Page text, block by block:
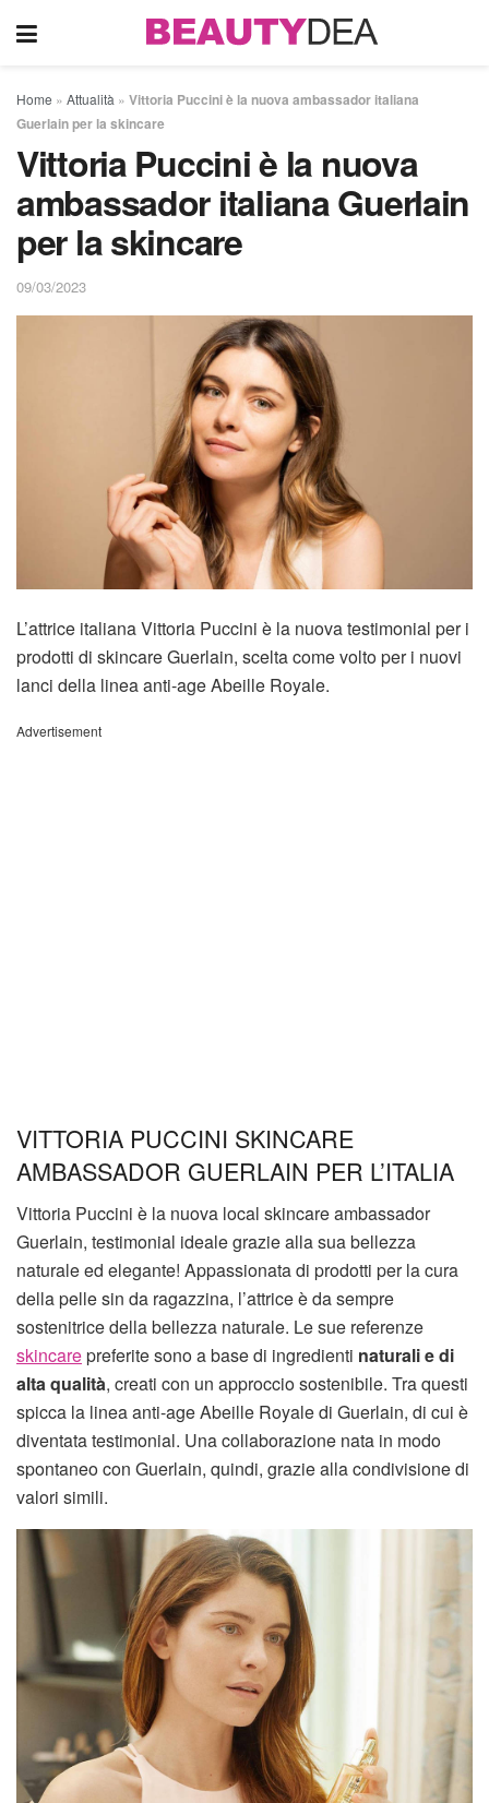
Home » Attualità » Vittoria Puccini è la nuova ambassador italiana
Guerlain per la skincare
Vittoria Puccini è la nuova
ambassador italiana Guerlain
per la skincare
09/03/2023
L’attrice italiana Vittoria Puccini è la nuova testimonial per i
prodotti di skincare Guerlain, scelta come volto per i nuovi
lanci della linea anti-age Abeille Royale.
Advertisement
VITTORIA PUCCINI SKINCARE
AMBASSADOR GUERLAIN PER L’ITALIA
Vittoria Puccini è la nuova local skincare ambassador
Guerlain, testimonial ideale grazie alla sua bellezza
naturale ed elegante! Appassionata di prodotti per la cura
della pelle sin da ragazzina, l’attrice è da sempre
sostenitrice della bellezza naturale. Le sue referenze
skincarepreferite sono a base di ingredienti naturali e di
alta qualità, creati con un approccio sostenibile. Tra questi
spicca la linea anti-age Abeille Royale di Guerlain, di cui è
diventata testimonial. Una collaborazione nata in modo
spontaneo con Guerlain, quindi, grazie alla condivisione di
valori simili.